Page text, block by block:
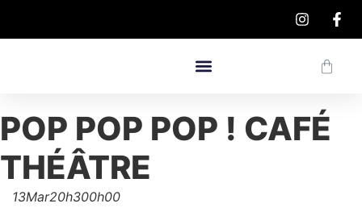
POP POP POP ! CAFÉ
THÉÂTRE
13Mar20h300h00